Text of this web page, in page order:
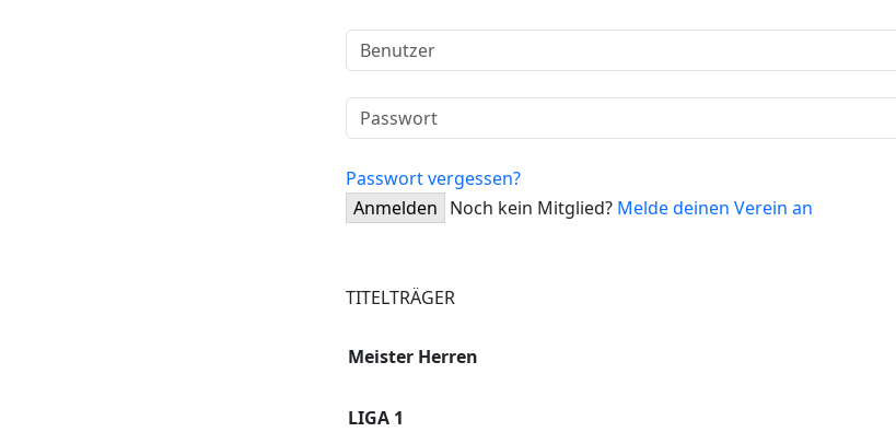
Passwort vergessen?
Anmelden Noch kein Mitglied? Melde deinen Verein an
TITELTRÄGER
Meister Herren
LIGA 1